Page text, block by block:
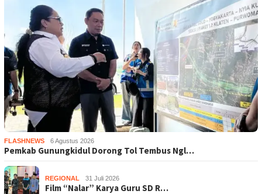
FLASHNEWS 6 Agustus 2026
Pemkab Gunungkidul Dorong Tol Tembus Ngl…
REGIONAL 31 Juli 2026
Film “Nalar” Karya Guru SD R…